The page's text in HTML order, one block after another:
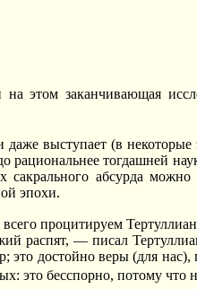
этом заканчивающая
выступает (в некоторые
рациональнее тогдашней
абсурда можно
эпохи.
процитируем
распят, — писал
достойно веры (для нас),
это бесспорно, потому что